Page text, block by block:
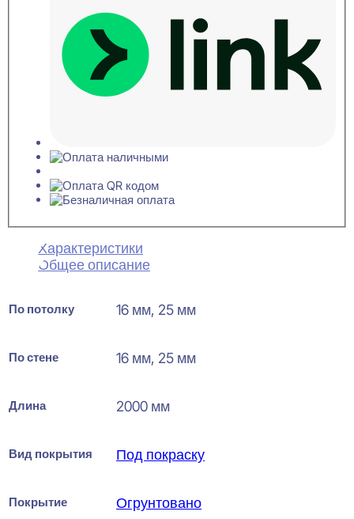
Характеристики
Общее описание
По потолку 16 мм, 25 мм
По стене 16 мм, 25 мм
Длина 2000 мм
Вид покрытия Под покраску
Покрытие Огрунтовано